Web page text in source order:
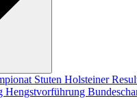
Stuten Holsteiner
Hengstvorführung